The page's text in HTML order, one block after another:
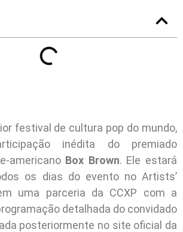
festival de cultura pop do mundo,
inédita do premiado
americano Box Brown. Ele estará
os dias do evento no Artists’
uma parceria da CCXP com a
detalhada do convidado
posteriormente no site oficial da